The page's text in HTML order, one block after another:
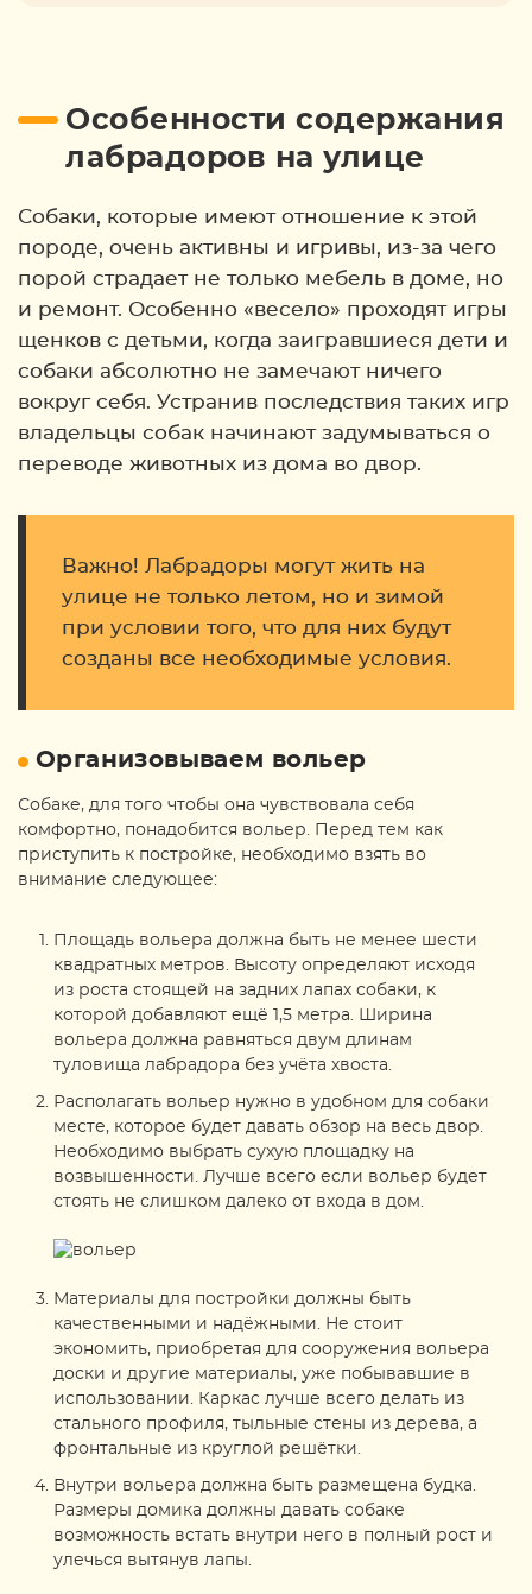
Особенности содержания
лабрадоров на улице
Собаки, которые имеют отношение к этой
породе, очень активны и игривы, из-за чего
порой страдает не только мебель в доме, но
и ремонт. Особенно «весело» проходят игры
щенков с детьми, когда заигравшиеся дети и
собаки абсолютно не замечают ничего
вокруг себя. Устранив последствия таких игр
владельцы собак начинают задумываться о
переводе животных из дома во двор.
Важно! Лабрадоры могут жить на
улице не только летом, но и зимой
при условии того, что для них будут
созданы все необходимые условия.
Организовываем вольер
Собаке, для того чтобы она чувствовала себя
комфортно, понадобится вольер. Перед тем как
приступить к постройке, необходимо взять во
внимание следующее:
Площадь вольера должна быть не менее шести
квадратных метров. Высоту определяют исходя
из роста стоящей на задних лапах собаки, к
которой добавляют ещё 1,5 метра. Ширина
вольера должна равняться двум длинам
туловища лабрадора без учёта хвоста.
Располагать вольер нужно в удобном для собаки
месте, которое будет давать обзор на весь двор.
Необходимо выбрать сухую площадку на
возвышенности. Лучше всего если вольер будет
стоять не слишком далеко от входа в дом.
Материалы для постройки должны быть
качественными и надёжными. Не стоит
экономить, приобретая для сооружения вольера
доски и другие материалы, уже побывавшие в
использовании. Каркас лучше всего делать из
стального профиля, тыльные стены из дерева, а
фронтальные из круглой решётки.
Внутри вольера должна быть размещена будка.
Размеры домика должны давать собаке
возможность встать внутри него в полный рост и
улечься вытянув лапы.